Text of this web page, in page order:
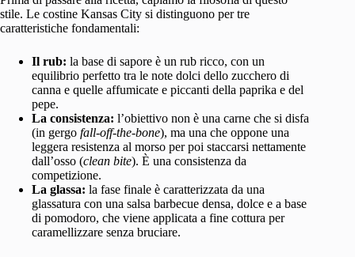
stile. Le costine Kansas City si distinguono per tre
caratteristiche fondamentali:
Il rub: la base di sapore è un rub ricco, con un
equilibrio perfetto tra le note dolci dello zucchero di
canna e quelle affumicate e piccanti della paprika e del
pepe.
La consistenza: l’obiettivo non è una carne che si disfa
(in gergo fall-off-the-bone), ma una che oppone una
leggera resistenza al morso per poi staccarsi nettamente
dall’osso (clean bite). È una consistenza da
competizione.
La glassa: la fase finale è caratterizzata da una
glassatura con una salsa barbecue densa, dolce e a base
di pomodoro, che viene applicata a fine cottura per
caramellizzare senza bruciare.